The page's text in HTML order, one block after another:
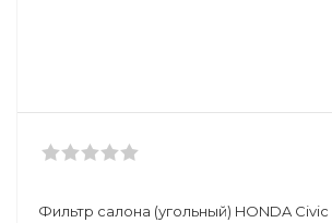
Фильтр салона (угольный) HONDA Civic